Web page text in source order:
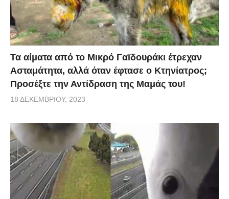
Τα αίματα από το Μικρό Γαϊδουράκι έτρεχαν
Ασταμάτητα, αλλά όταν έφτασε ο Κτηνίατρος;
Προσέξτε την Αντίδραση της Μαμάς του!
18 ΔΕΚΕΜΒΡΊΟΥ, 2023